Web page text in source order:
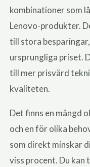
kombinationer som
Lenovo-produkter.
till stora
ursprungliga priset.
till mer prisvärd
kvaliteten.
Det finns en mängd
och en för olika
som direkt minskar
viss procent. Du kan